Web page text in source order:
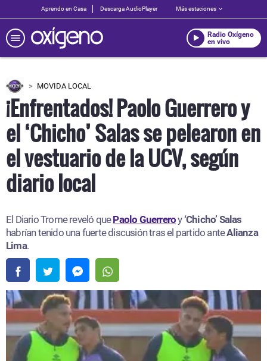
Aprendo en Casa Descarga AudioPlayer Más estaciones
Radio Oxígeno
en vivo
MOVIDA LOCAL
¡Enfrentados! Paolo Guerrero y
el ‘Chicho’ Salas se pelearon en
el vestuario de la UCV, según
diario local
El Diario Trome reveló quePaolo Guerreroy‘Chicho’ Salas
habrían tenido una fuerte discusión tras el partido anteAlianza
Lima.